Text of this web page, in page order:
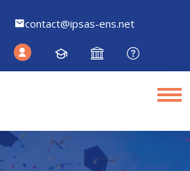
contact@ipsas-ens.net